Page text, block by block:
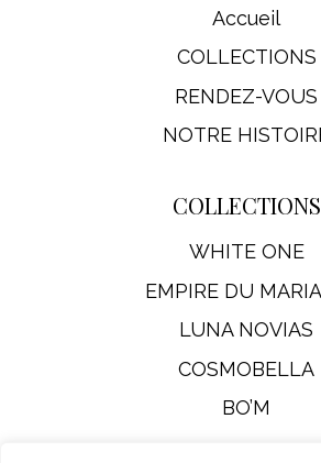
Accueil
COLLECTIONS
RENDEZ-VOUS
NOTRE
COLLECTIONS
WHITE ONE
EMPIRE DU
LUNA NOVIAS
COSMOBELLA
BO’M